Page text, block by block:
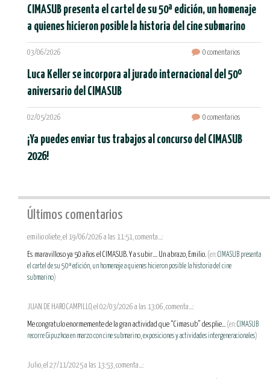
CIMASUB presenta el cartel de su 50ª edición, un homenaje
a quienes hicieron posible la historia del cine submarino
03/06/2026 0 comentarios
Luca Keller se incorpora al jurado internacional del 50º
aniversario del CIMASUB
02/05/2026 0 comentarios
¡Ya puedes enviar tus trabajos al concurso del CIMASUB
2026!
Últimos comentarios
emilio oliete, el 19/06/2026 a las 11:51, comenta...:
Es maravilloso ya 50 años el CIMASUB. Y a subir.... Un abrazo, Emilio. (en:CIMASUB presenta
el cartel de su 50ª edición, un homenaje a quienes hicieron posible la historia del cine
submarino)
JUAN DE HARO CAMPILLO, el 02/03/2026 a las 13:06, comenta...:
Me congratulo enormemente de la gran actividad que “Cimasub” desplie... (en:CIMASUB
recorre Gipuzkoa en marzo con cine submarino, exposiciones y actividades intergeneracionales)
Julio, el 27/11/2025 a las 13:53, comenta...: